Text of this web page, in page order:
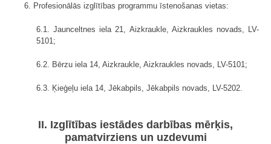
6. Profesionālās izglītības programmu īstenošanas vietas:
6.1. Jaunceltnes iela 21, Aizkraukle, Aizkraukles novads, LV-
5101;
6.2. Bērzu iela 14, Aizkraukle, Aizkraukles novads, LV-5101;
6.3. Ķieģeļu iela 14, Jēkabpils, Jēkabpils novads, LV-5202.
II. Izglītības iestādes darbības mērķis,
pamatvirziens un uzdevumi